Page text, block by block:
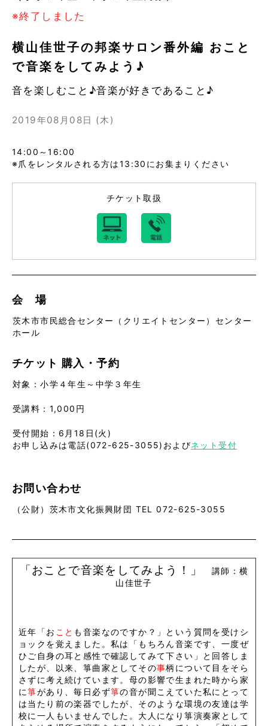
※終了しました
横山佳世子の邦楽サロン番外編 おこと
で音楽をしてみよう♪
音を楽しむこと♪音楽が好きであること♪
2019年08月08日 (木)
14:00～16:00
※爪をレンタルされる方は13:30にお集まりください
チケット取扱
会 場
茨木市市民総合センター（クリエイトセンター）センター
ホール
チケット 購入・予約
対象：小学４年生～中学３年生
受講料：1,000円
受付開始：6月18日(火)
お申し込みは電話(072-625-3055)およびネット受付
お問い合わせ
（公財）茨木市文化振興財団 TEL 072-625-3055
「おことで音楽をしてみよう！」
講師：横
山佳世子
近年「お こと も音楽なのですか？」という質問を受けシ
ョックを覚えました。私は「もちろん音楽です、一度ぜ
ひご自身の耳と感性で確認してみて下さい」と回答しま
したが、以来、箏曲家としてその事柄について目をそら
さずに考え続けています。母の影響で生まれた時から家
に箏があり、毎日必ず箏の音が聞こえていた私にとって
は当たり前の楽器でしたが、そのような環境の友達は学
校に一人もいませんでした。大人になり箏演奏家として